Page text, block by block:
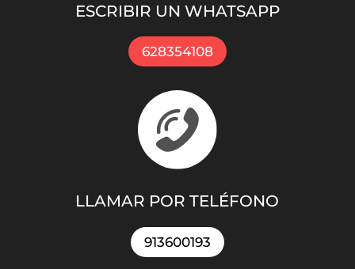
ESCRIBIR UN WHATSAPP
628354108
LLAMAR POR TELÉFONO
913600193